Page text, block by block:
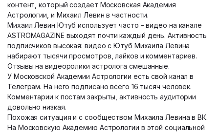
контент, который создает Московская Академия
Астрологии, и Михаил Левин в частности.
Михаил Левин Ютуб использует часто – видео на канале
ASTROMAGAZINE выходят почти каждый день. Активность
подписчиков высокая: видео с Ютуб Михаила Левина
набирают тысячи просмотров, лайков и комментариев.
Отзывы на видеоролики астролога смешанные.
У Московской Академии Астрологии есть свой канал в
Телеграм. На него подписано всего 16 тысяч человек.
Комментарии к постам закрыты, активность аудитории
довольно низкая.
Похожая ситуация и с сообществом Михаила Левина в ВК.
На Московскую Академию Астрологии в этой социальной